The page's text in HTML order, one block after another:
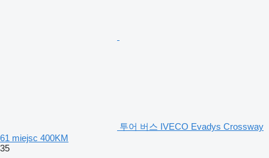
투어 버스 IVECO Evadys Crossway
61 miejsc 400KM
35